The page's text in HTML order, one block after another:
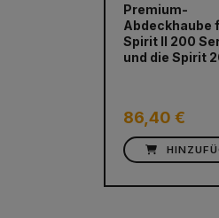
Premium-
Abdeckhaube
Spirit II 200
und die Spirit
86,40 €